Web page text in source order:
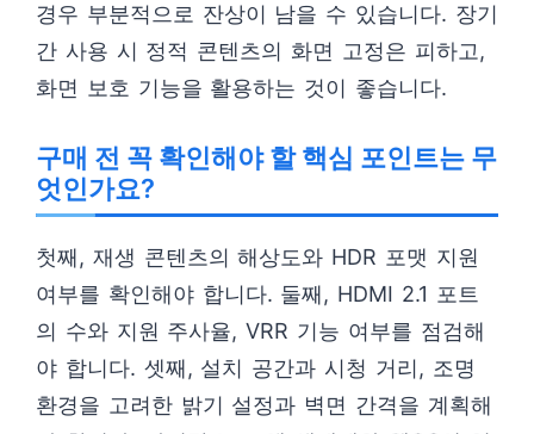
경우 부분적으로 잔상이 남을 수 있습니다. 장기
간 사용 시 정적 콘텐츠의 화면 고정은 피하고,
화면 보호 기능을 활용하는 것이 좋습니다.
구매 전 꼭 확인해야 할 핵심 포인트는 무
엇인가요?
첫째, 재생 콘텐츠의 해상도와 HDR 포맷 지원
여부를 확인해야 합니다. 둘째, HDMI 2.1 포트
의 수와 지원 주사율, VRR 기능 여부를 점검해
야 합니다. 셋째, 설치 공간과 시청 거리, 조명
환경을 고려한 밝기 설정과 벽면 간격을 계획해